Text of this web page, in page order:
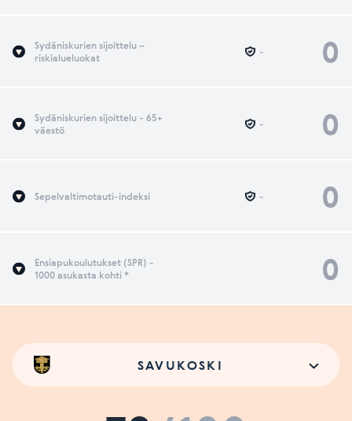
Sydäniskurien sijoittelu –
riskialueluokat
0
-
Sydäniskurien sijoittelu - 65+
väestö
0
-
Sepelvaltimotauti-indeksi 0
-
Ensiapukoulutukset (SPR) -
1000 asukasta kohti *
0
SAVUKOSKI